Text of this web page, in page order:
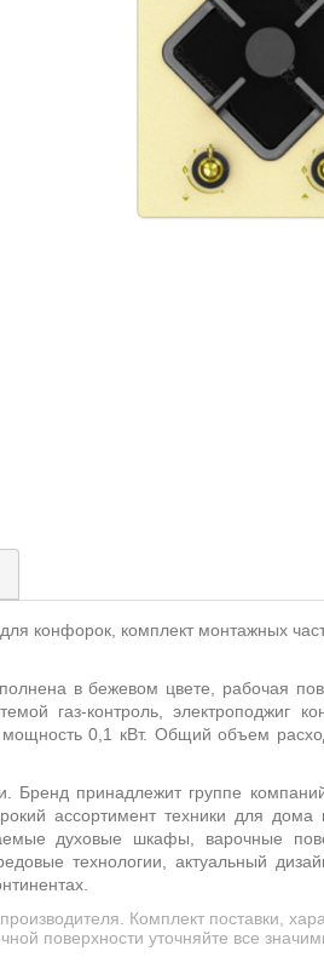
конфорок, комплект монтажных
в бежевом цвете, рабочая
газ-контроль, электроподжиг
мощность 0,1 кВт. Общий объем
Бренд принадлежит группе
ассортимент техники для дома
духовые шкафы, варочные
технологии, актуальный
Комплект поставки,
поверхности уточняйте все